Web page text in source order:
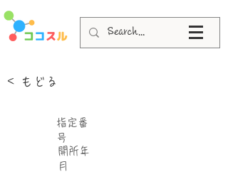
< もどる
指定番
号
​開所年
月